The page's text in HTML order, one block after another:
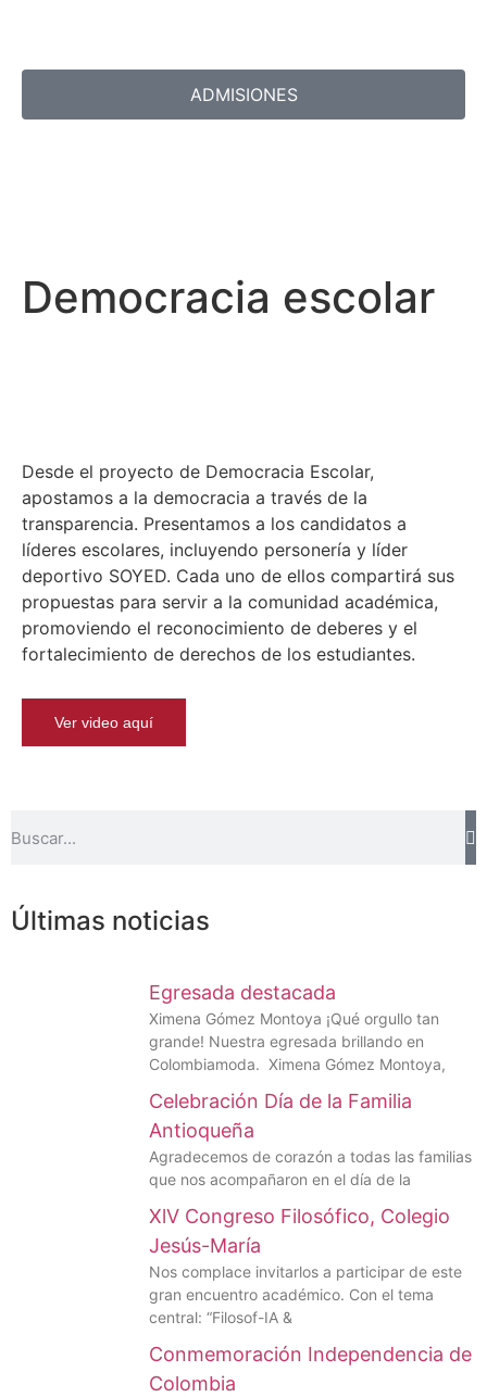
ADMISIONES
Democracia escolar
Desde el proyecto de Democracia Escolar,
apostamos a la democracia a través de la
transparencia. Presentamos a los candidatos a
líderes escolares, incluyendo personería y líder
deportivo SOYED. Cada uno de ellos compartirá sus
propuestas para servir a la comunidad académica,
promoviendo el reconocimiento de deberes y el
fortalecimiento de derechos de los estudiantes.
Ver video aquí
Últimas noticias
Egresada destacada
Ximena Gómez Montoya ¡Qué orgullo tan
grande! Nuestra egresada brillando en
Colombiamoda. Ximena Gómez Montoya,
Celebración Día de la Familia
Antioqueña
Agradecemos de corazón a todas las familias
que nos acompañaron en el día de la
XlV Congreso Filosófico, Colegio
Jesús-María
Nos complace invitarlos a participar de este
gran encuentro académico. Con el tema
central: “Filosof-IA &
Conmemoración Independencia de
Colombia